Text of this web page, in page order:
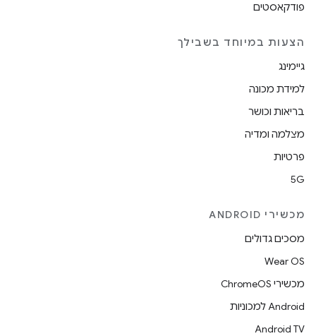
פודקאסטים
הצעות במיוחד בשבילך
גיימינג
למידת מכונה
בריאות וכושר
מצלמה ומדיה
פרטיות
5G
מכשירי ANDROID
מסכים גדולים
Wear OS
מכשירי ChromeOS
Android למכוניות
Android TV